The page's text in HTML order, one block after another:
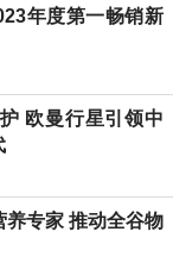
年度第一畅销新
欧曼行星引领中
专家 推动全谷物